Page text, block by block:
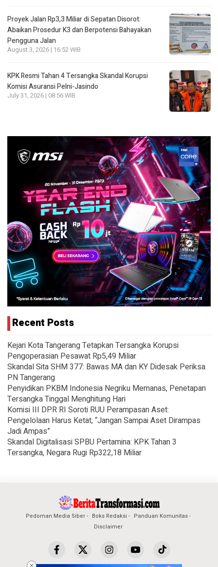
Proyek Jalan Rp3,3 Miliar di Sepatan Disorot:
Abaikan Prosedur K3 dan Berpotensi Bahayakan
Pengguna Jalan
August 3, 2026 | 16:52 WIB
KPK Resmi Tahan 4 Tersangka Skandal Korupsi
Komisi Asuransi Pelni-Jasindo
July 31, 2026 | 08:56 WIB
Recent Posts
Kejari Kota Tangerang Tetapkan Tersangka Korupsi
Pengoperasian Pesawat Rp5,49 Miliar
Skandal Sita SHM 377: Bawas MA dan KY Didesak Periksa
PN Tangerang
Penyidikan PKBM Indonesia Negriku Memanas, Penetapan
Tersangka Tinggal Menghitung Hari
Komisi III DPR RI Soroti RUU Perampasan Aset:
Pengelolaan Harus Ketat, “Jangan Sampai Aset Dirampas
Jadi Ampas”
Skandal Digitalisasi SPBU Pertamina: KPK Tahan 3
Tersangka, Negara Rugi Rp322,18 Miliar
Pedoman Media Siber Boks Redaksi
Panduan Komunitas
Disclaimer